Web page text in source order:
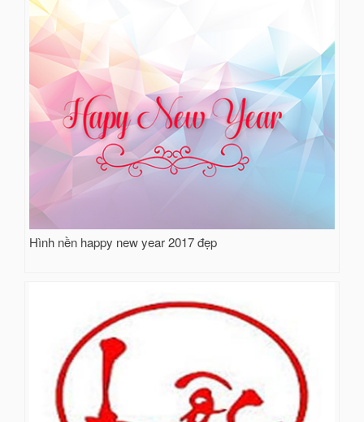
Hình nền happy new year 2017 đẹp